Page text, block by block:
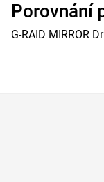
Porovnání
G-RAID MIRROR